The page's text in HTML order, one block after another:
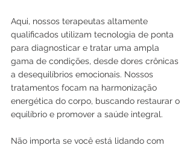
Aqui, nossos terapeutas altamente
qualificados utilizam tecnologia de ponta
para diagnosticar e tratar uma ampla
gama de condições, desde dores crônicas
a desequilíbrios emocionais. Nossos
tratamentos focam na harmonização
energética do corpo, buscando restaurar o
equilíbrio e promover a saúde integral.
Não importa se você está lidando com